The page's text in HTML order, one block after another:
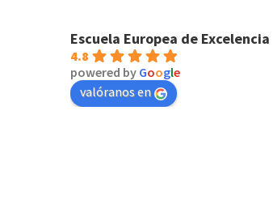
Escuela Europea de Excelencia
4.8
powered by Google
valóranos en
Muy buen seminario de la ISO 27001
y 27002!!!Muchas gracias